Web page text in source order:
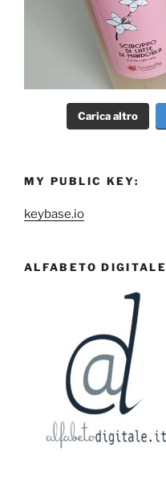
Carica altro
MY PUBLIC KEY:
keybase.io
ALFABETO DIGITALE